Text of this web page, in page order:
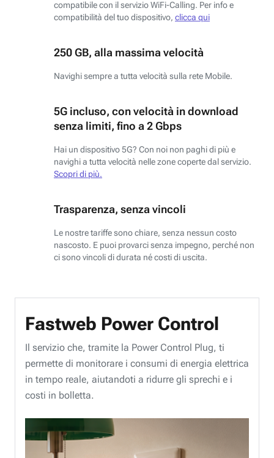
compatibile con il servizio WiFi-Calling. Per info e
compatibilità del tuo dispositivo, clicca qui
250 GB, alla massima velocità
Navighi sempre a tutta velocità sulla rete Mobile.
5G incluso, con velocità in download
senza limiti, fino a 2 Gbps
Hai un dispositivo 5G? Con noi non paghi di più e
navighi a tutta velocità nelle zone coperte dal servizio.
Scopri di più.
Trasparenza, senza vincoli
Le nostre tariffe sono chiare, senza nessun costo
nascosto. E puoi provarci senza impegno, perché non
ci sono vincoli di durata né costi di uscita.
Fastweb Power Control
Il servizio che, tramite la Power Control Plug, ti
permette di monitorare i consumi di energia elettrica
in tempo reale, aiutandoti a ridurre gli sprechi e i
costi in bolletta.